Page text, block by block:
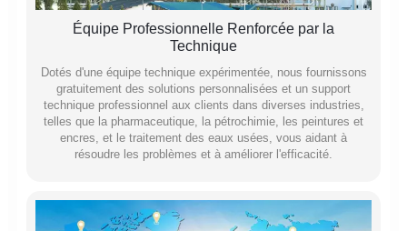
Équipe Professionnelle Renforcée par la
Technique
Dotés d'une équipe technique expérimentée, nous fournissons
gratuitement des solutions personnalisées et un support
technique professionnel aux clients dans diverses industries,
telles que la pharmaceutique, la pétrochimie, les peintures et
encres, et le traitement des eaux usées, vous aidant à
résoudre les problèmes et à améliorer l'efficacité.